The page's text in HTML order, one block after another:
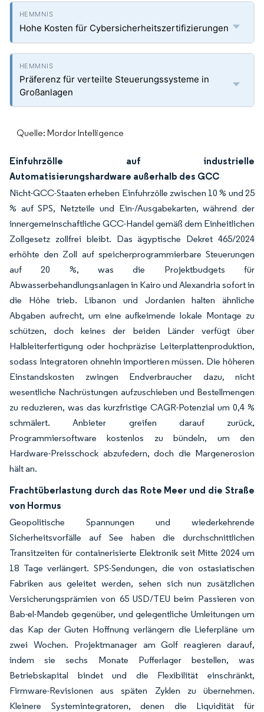
Hohe Kosten für Cybersicherheitszertifizierungen
Präferenz für verteilte Steuerungssysteme in
Großanlagen
Quelle: Mordor Intelligence
Einfuhrzölle auf industrielle
Automatisierungshardware außerhalb des GCC
Nicht-GCC-Staaten erheben Einfuhrzölle zwischen 10 % und 25
% auf SPS, Netzteile und Ein-/Ausgabekarten, während der
innergemeinschaftliche GCC-Handel gemäß dem Einheitlichen
Zollgesetz zollfrei bleibt. Das ägyptische Dekret 465/2024
erhöhte den Zoll auf speicherprogrammierbare Steuerungen
auf 20 %, was die Projektbudgets für
Abwasserbehandlungsanlagen in Kairo und Alexandria sofort in
die Höhe trieb. Libanon und Jordanien halten ähnliche
Abgaben aufrecht, um eine aufkeimende lokale Montage zu
schützen, doch keines der beiden Länder verfügt über
Halbleiterfertigung oder hochpräzise Leiterplattenproduktion,
sodass Integratoren ohnehin importieren müssen. Die höheren
Einstandskosten zwingen Endverbraucher dazu, nicht
wesentliche Nachrüstungen aufzuschieben und Bestellmengen
zu reduzieren, was das kurzfristige CAGR-Potenzial um 0,4 %
schmälert. Anbieter greifen darauf zurück,
Programmiersoftware kostenlos zu bündeln, um den
Hardware-Preisschock abzufedern, doch die Margenerosion
hält an.
Frachtüberlastung durch das Rote Meer und die Straße
von Hormus
Geopolitische Spannungen und wiederkehrende
Sicherheitsvorfälle auf See haben die durchschnittlichen
Transitzeiten für containerisierte Elektronik seit Mitte 2024 um
18 Tage verlängert. SPS-Sendungen, die von ostasiatischen
Fabriken aus geleitet werden, sehen sich nun zusätzlichen
Versicherungsprämien von 65 USD/TEU beim Passieren von
Bab-el-Mandeb gegenüber, und gelegentliche Umleitungen um
das Kap der Guten Hoffnung verlängern die Lieferpläne um
zwei Wochen. Projektmanager am Golf reagieren darauf,
indem sie sechs Monate Pufferlager bestellen, was
Betriebskapital bindet und die Flexibilität einschränkt,
Firmware-Revisionen aus späten Zyklen zu übernehmen.
Kleinere Systemintegratoren, denen die Liquidität für